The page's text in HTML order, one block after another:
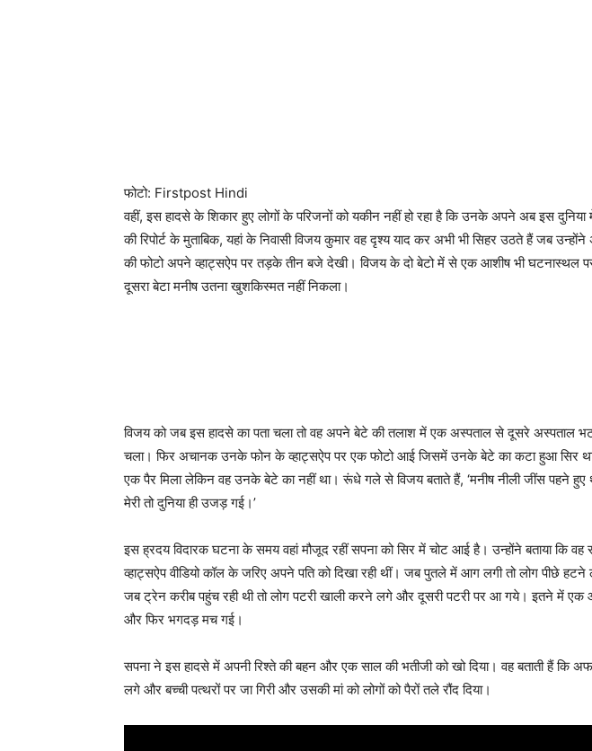
फोटो: Firstpost Hindi
वहीं, इस हादसे के शिकार हुए लोगों के परिजनों को यकीन नहीं हो रहा है कि उनके अपने अब इस
की रिपोर्ट के मुताबिक, यहां के निवासी विजय कुमार वह दृश्य याद कर अभी भी सिहर उठते हैं जब
की फोटो अपने व्हाट्सऐप पर तड़के तीन बजे देखी। विजय के दो बेटो में से एक आशीष भी घटनास्थल
दूसरा बेटा मनीष उतना खुशकिस्मत नहीं निकला।
विजय को जब इस हादसे का पता चला तो वह अपने बेटे की तलाश में एक अस्पताल से दूसरे अस्पताल
चला। फिर अचानक उनके फोन के व्हाट्सऐप पर एक फोटो आई जिसमें उनके बेटे का कटा हुआ सिर
एक पैर मिला लेकिन वह उनके बेटे का नहीं था। रूंधे गले से विजय बताते हैं, ‘मनीष नीली जींस पहने हुए
मेरी तो दुनिया ही उजड़ गई।’
इस ह्रदय विदारक घटना के समय वहां मौजूद रहीं सपना को सिर में चोट आई है। उन्होंने बताया कि
व्हाट्सऐप वीडियो कॉल के जरिए अपने पति को दिखा रही थीं। जब पुतले में आग लगी तो लोग पीछे
जब ट्रेन करीब पहुंच रही थी तो लोग पटरी खाली करने लगे और दूसरी पटरी पर आ गये। इतने में
और फिर भगदड़ मच गई।
सपना ने इस हादसे में अपनी रिश्ते की बहन और एक साल की भतीजी को खो दिया। वह बताती हैं कि
लगे और बच्ची पत्थरों पर जा गिरी और उसकी मां को लोगों को पैरों तले रौंद दिया।